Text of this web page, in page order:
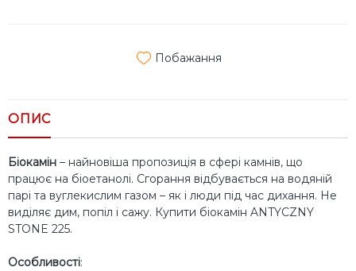
Побажання
ОПИС
Біокамін – найновіша пропозиція в сфері камнів, що
працює на біоетанолі. Сгорання відбувається на водяній
парі та вуглекислим газом – як і люди під час дихання. Не
виділяє дим, попіл і сажу. Купити біокамін ANTYCZNY
STONE 225.
Особливості: